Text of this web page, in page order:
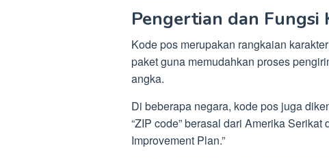
Pengertian dan Fungsi
Kode pos merupakan rangkaian
paket guna memudahkan proses
angka.
Di beberapa negara, kode pos juga
“ZIP code” berasal dari Amerika
Improvement Plan.”